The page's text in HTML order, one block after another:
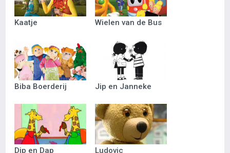
Kaatje Wielen van de Bus
Biba Boerderij Jip en Janneke
Dip en Dap Ludovic